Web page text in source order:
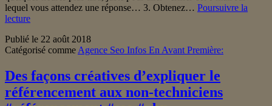
lequel vous attendez une réponse… 3. Obtenez… Poursuivre la
lectureConseils
rester
productif
vous
travaillez
à
Publié le 22 août 2018
Catégorisé comme Agence Seo Infos En Avant Première:
Des façons créatives d’expliquer le
référencement aux non-techniciens